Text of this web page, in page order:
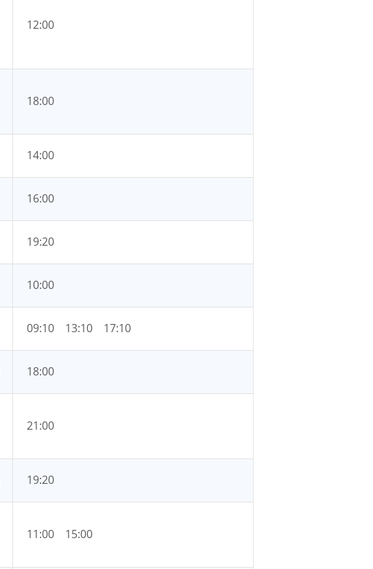
12:00
18:00
14:00
16:00
19:20
10:00
09:10 13:10 17:10
18:00
21:00
19:20
11:00 15:00